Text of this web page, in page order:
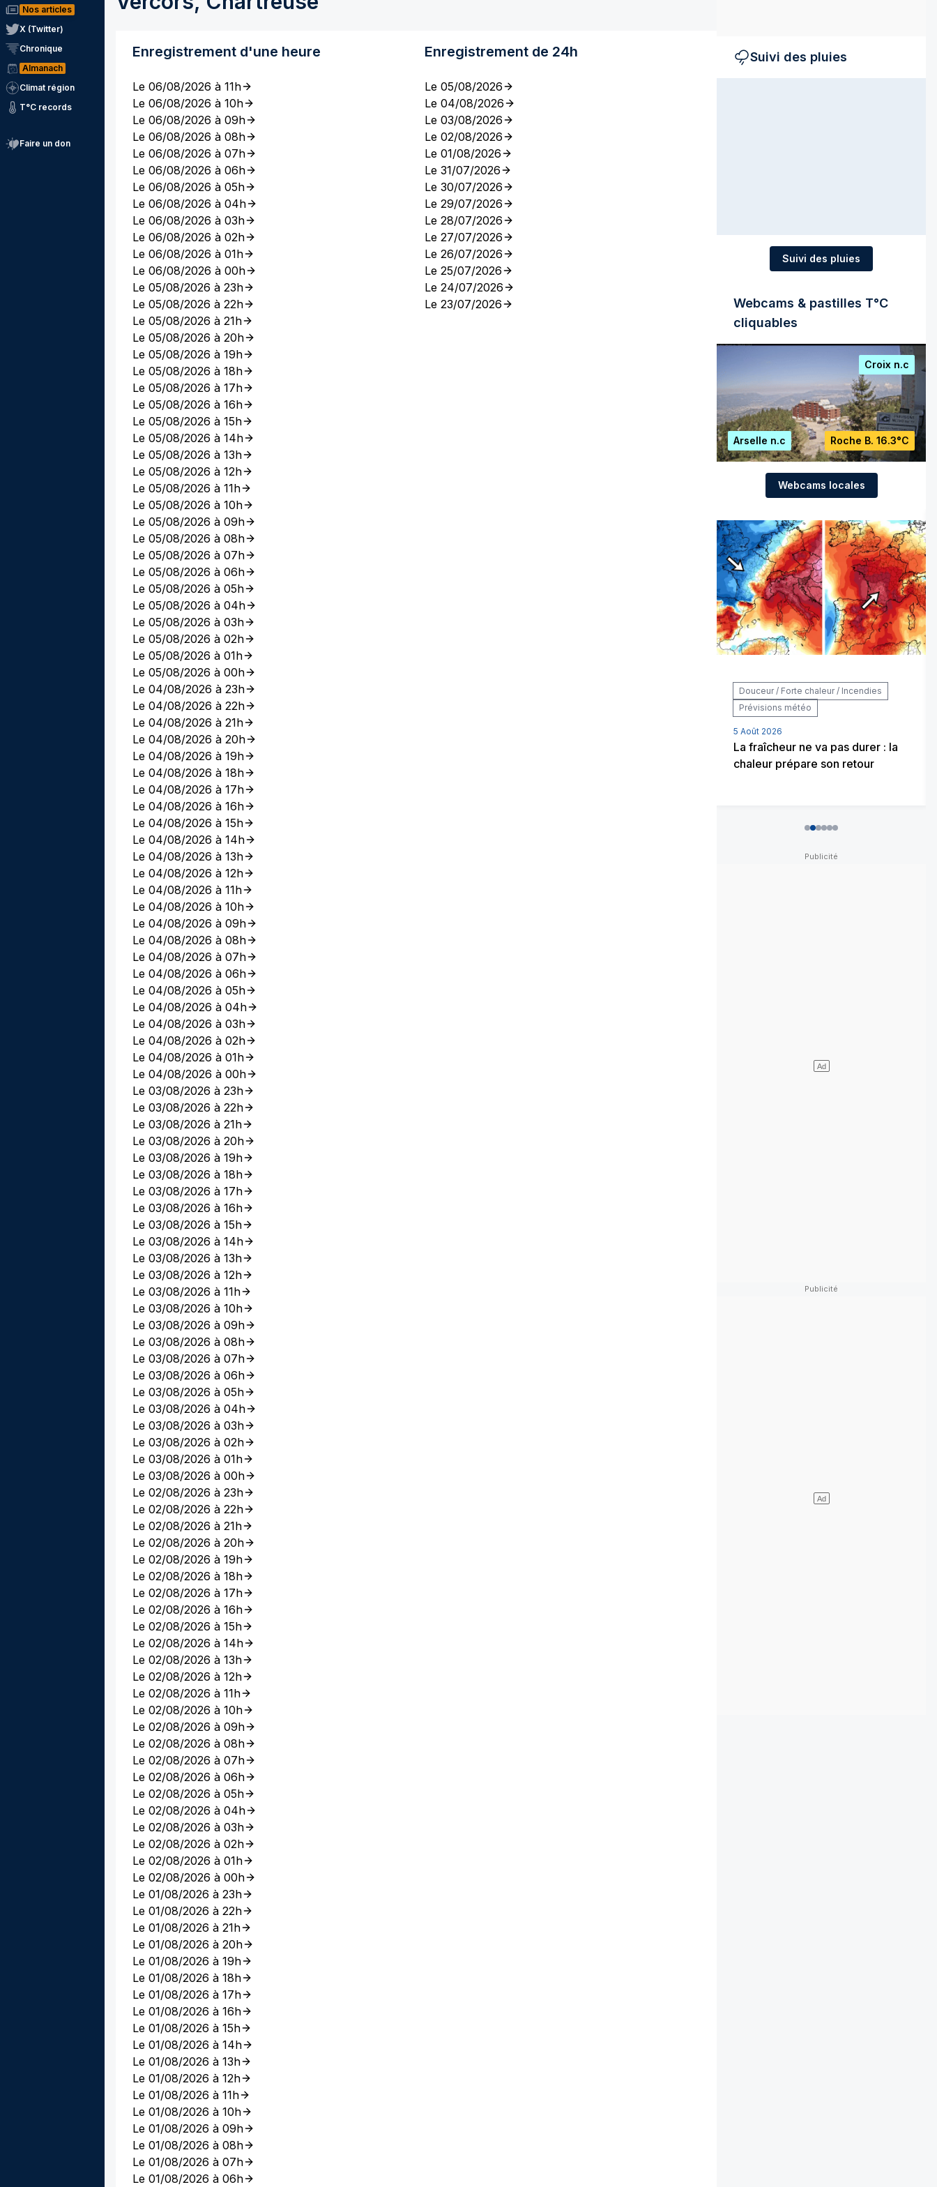
Nos articles
X (Twitter)
Chronique
Almanach
Climat région
T°C records
Faire un don
Enregistrement d'une heure
Le 06/08/2026 à 11h
Le 06/08/2026 à 10h
Le 06/08/2026 à 09h
Le 06/08/2026 à 08h
Le 06/08/2026 à 07h
Le 06/08/2026 à 06h
Le 06/08/2026 à 05h
Le 06/08/2026 à 04h
Le 06/08/2026 à 03h
Le 06/08/2026 à 02h
Le 06/08/2026 à 01h
Le 06/08/2026 à 00h
Le 05/08/2026 à 23h
Le 05/08/2026 à 22h
Le 05/08/2026 à 21h
Le 05/08/2026 à 20h
Le 05/08/2026 à 19h
Le 05/08/2026 à 18h
Le 05/08/2026 à 17h
Le 05/08/2026 à 16h
Le 05/08/2026 à 15h
Le 05/08/2026 à 14h
Le 05/08/2026 à 13h
Le 05/08/2026 à 12h
Le 05/08/2026 à 11h
Le 05/08/2026 à 10h
Le 05/08/2026 à 09h
Le 05/08/2026 à 08h
Le 05/08/2026 à 07h
Le 05/08/2026 à 06h
Le 05/08/2026 à 05h
Le 05/08/2026 à 04h
Le 05/08/2026 à 03h
Le 05/08/2026 à 02h
Le 05/08/2026 à 01h
Le 05/08/2026 à 00h
Le 04/08/2026 à 23h
Le 04/08/2026 à 22h
Le 04/08/2026 à 21h
Le 04/08/2026 à 20h
Le 04/08/2026 à 19h
Le 04/08/2026 à 18h
Le 04/08/2026 à 17h
Le 04/08/2026 à 16h
Le 04/08/2026 à 15h
Le 04/08/2026 à 14h
Le 04/08/2026 à 13h
Le 04/08/2026 à 12h
Le 04/08/2026 à 11h
Le 04/08/2026 à 10h
Le 04/08/2026 à 09h
Le 04/08/2026 à 08h
Le 04/08/2026 à 07h
Le 04/08/2026 à 06h
Le 04/08/2026 à 05h
Le 04/08/2026 à 04h
Le 04/08/2026 à 03h
Le 04/08/2026 à 02h
Le 04/08/2026 à 01h
Le 04/08/2026 à 00h
Le 03/08/2026 à 23h
Le 03/08/2026 à 22h
Le 03/08/2026 à 21h
Le 03/08/2026 à 20h
Le 03/08/2026 à 19h
Le 03/08/2026 à 18h
Le 03/08/2026 à 17h
Le 03/08/2026 à 16h
Le 03/08/2026 à 15h
Le 03/08/2026 à 14h
Le 03/08/2026 à 13h
Le 03/08/2026 à 12h
Le 03/08/2026 à 11h
Le 03/08/2026 à 10h
Le 03/08/2026 à 09h
Le 03/08/2026 à 08h
Le 03/08/2026 à 07h
Le 03/08/2026 à 06h
Le 03/08/2026 à 05h
Le 03/08/2026 à 04h
Le 03/08/2026 à 03h
Le 03/08/2026 à 02h
Le 03/08/2026 à 01h
Le 03/08/2026 à 00h
Le 02/08/2026 à 23h
Le 02/08/2026 à 22h
Le 02/08/2026 à 21h
Le 02/08/2026 à 20h
Le 02/08/2026 à 19h
Le 02/08/2026 à 18h
Le 02/08/2026 à 17h
Le 02/08/2026 à 16h
Le 02/08/2026 à 15h
Le 02/08/2026 à 14h
Le 02/08/2026 à 13h
Le 02/08/2026 à 12h
Le 02/08/2026 à 11h
Le 02/08/2026 à 10h
Le 02/08/2026 à 09h
Le 02/08/2026 à 08h
Le 02/08/2026 à 07h
Le 02/08/2026 à 06h
Le 02/08/2026 à 05h
Le 02/08/2026 à 04h
Le 02/08/2026 à 03h
Le 02/08/2026 à 02h
Le 02/08/2026 à 01h
Le 02/08/2026 à 00h
Le 01/08/2026 à 23h
Le 01/08/2026 à 22h
Le 01/08/2026 à 21h
Le 01/08/2026 à 20h
Le 01/08/2026 à 19h
Le 01/08/2026 à 18h
Le 01/08/2026 à 17h
Le 01/08/2026 à 16h
Le 01/08/2026 à 15h
Le 01/08/2026 à 14h
Le 01/08/2026 à 13h
Le 01/08/2026 à 12h
Le 01/08/2026 à 11h
Le 01/08/2026 à 10h
Le 01/08/2026 à 09h
Le 01/08/2026 à 08h
Le 01/08/2026 à 07h
Le 01/08/2026 à 06h
Enregistrement de 24h
Le 05/08/2026
Le 04/08/2026
Le 03/08/2026
Le 02/08/2026
Le 01/08/2026
Le 31/07/2026
Le 30/07/2026
Le 29/07/2026
Le 28/07/2026
Le 27/07/2026
Le 26/07/2026
Le 25/07/2026
Le 24/07/2026
Le 23/07/2026
Suivi des pluies
Suivi des pluies
Webcams & pastilles T°C
cliquables
Croix n.c
Arselle n.c Roche B. 16.3°C
Webcams locales
Douceur / Forte chaleur / Incendies
Prévisions météo
5 Août 2026
La fraîcheur ne va pas durer : la
chaleur prépare son retour
012345